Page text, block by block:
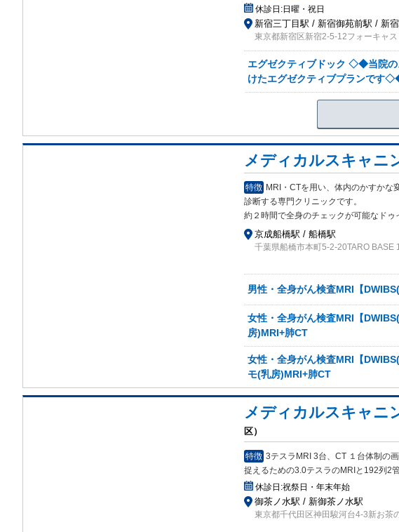
休診日:日曜・祝日
新宿三丁目駅 / 新宿御苑前駅 / 新
東京都新宿区新宿2-5-12フォーキャ
エグゼクティブドック ◇◆当院の
けたエグゼクティブプランです
メディカルスキャニ
特徴 MRI・CTを用い、体内のかすかな
診断する専門クリニックです。
約２時間で全身のチェックが可能なド
京成船橋駅 / 船橋駅
千葉県船橋市本町5-2-20TARO BASE
男性・全身がん検査MRI【
女性・全身がん検査MRI【
房)MRI+肺CT
女性・全身がん検査MRI【
モ(乳房)MRI+肺CT
メディカルスキャニ
区）
特徴 3テスラMRI 3台、CT １台体制の
捉えるための3.0テスラのMRIと192列2
休診日:祝祭日・年末年始
御茶ノ水駅 / 新御茶ノ水駅
東京都千代田区神田駿河台4-3新お茶